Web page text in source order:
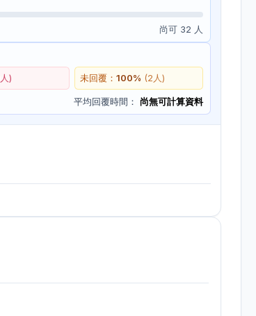
尚可 32 人
人) 未回覆： 100% (2 人)
平均回覆時間： 尚無可計算資料